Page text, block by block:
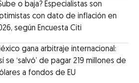
o baja? Especialistas son
con dato de inflación en
según Encuesta Citi
gana arbitraje internacional:
se ‘salvó’ de pagar 219 millones de
a fondos de EU